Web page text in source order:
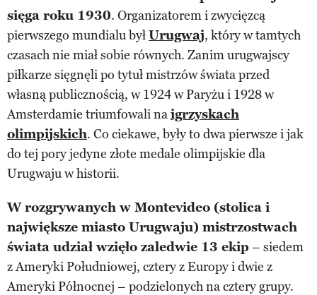
sięga roku 1930. Organizatorem i zwycięzcą
pierwszego mundialu byłUrugwaj, który w tamtych
czasach nie miał sobie równych. Zanim urugwajscy
piłkarze sięgnęli po tytuł mistrzów świata przed
własną publicznością, w 1924 w Paryżu i 1928 w
Amsterdamie triumfowali naigrzyskach
olimpijskich. Co ciekawe, były to dwa pierwsze i jak
do tej pory jedyne złote medale olimpijskie dla
Urugwaju w historii.
W rozgrywanych w Montevideo (stolica i
największe miasto Urugwaju) mistrzostwach
świata udział wzięło zaledwie 13 ekip– siedem
z Ameryki Południowej, cztery z Europy i dwie z
Ameryki Północnej – podzielonych na cztery grupy.